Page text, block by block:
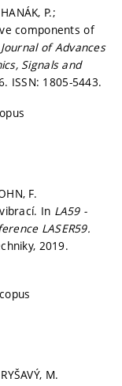
P.;
components of
of Advances
Signals and
ISSN: 1805-5443.
F.
In LA59 -
LASER59.
2019.
M.